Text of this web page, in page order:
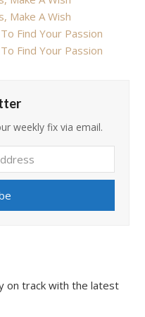
Make A Wish
Find Your Passion
Find Your Passion
weekly fix via email.
on track with the latest